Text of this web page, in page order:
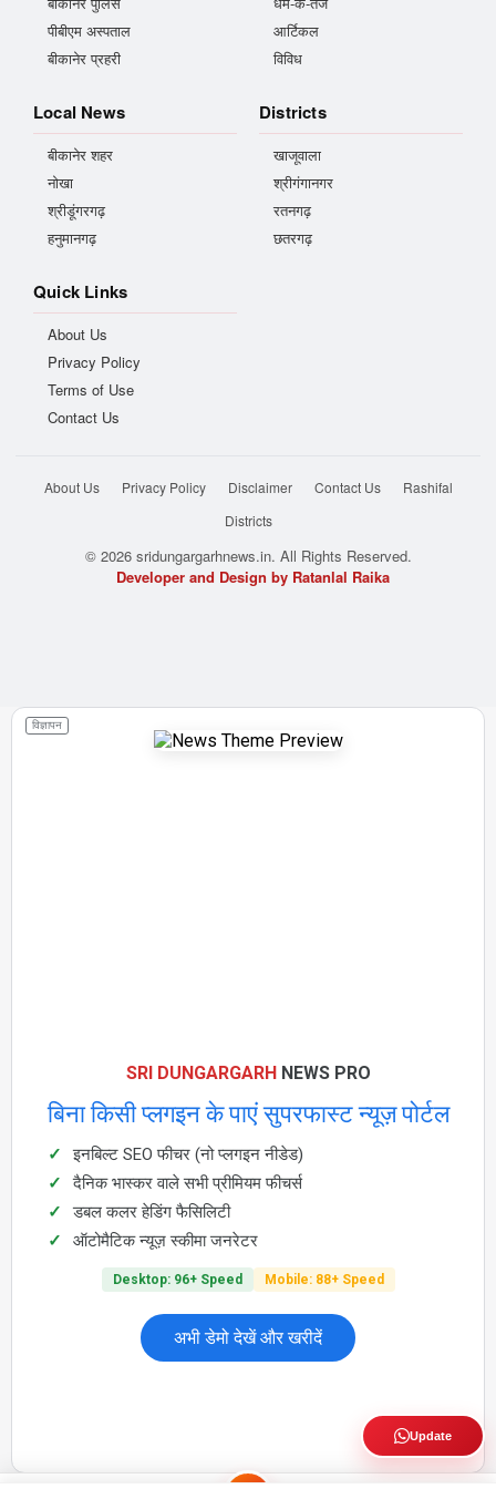
पीबीएम अस्पताल
बीकानेर प्रहरी
आर्टिकल
विविध
Local News
बीकानेर शहर
नोखा
श्रीडूंगरगढ़
हनुमानगढ़
Districts
खाजूवाला
श्रीगंगानगर
रतनगढ़
छतरगढ़
Quick Links
About Us
Privacy Policy
Terms of Use
Contact Us
About Us Privacy Policy Disclaimer Contact Us
Rashifal
Districts
© 2026 sridungargarhnews.in. All Rights Reserved.
Developer and Design by Ratanlal Raika
विज्ञापन
SRI DUNGARGARH NEWS PRO
बिना किसी प्लगइन के पाएं सुपरफास्ट न्यूज़ पोर्टल
इनबिल्ट SEO फीचर (नो प्लगइन नीडेड)
दैनिक भास्कर वाले सभी प्रीमियम फीचर्स
डबल कलर हेडिंग फैसिलिटी
ऑटोमैटिक न्यूज़ स्कीमा जनरेटर
Desktop: 96+ Speed Mobile: 88+ Speed
अभी डेमो देखें और खरीदें
Update